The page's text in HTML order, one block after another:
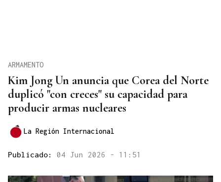
Kim Jong Un anuncia que Corea del Norte
duplicó "con creces" su capacidad para
producir armas nucleares
ARMAMENTO
La Región Internacional
Publicado: 04 Jun 2026 - 11:51